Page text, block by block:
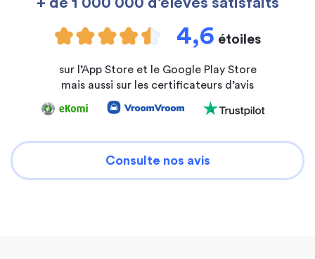
4,6 étoiles
sur l’App Store et le Google Play Store
mais aussi sur les certificateurs d’avis
Consulte nos avis